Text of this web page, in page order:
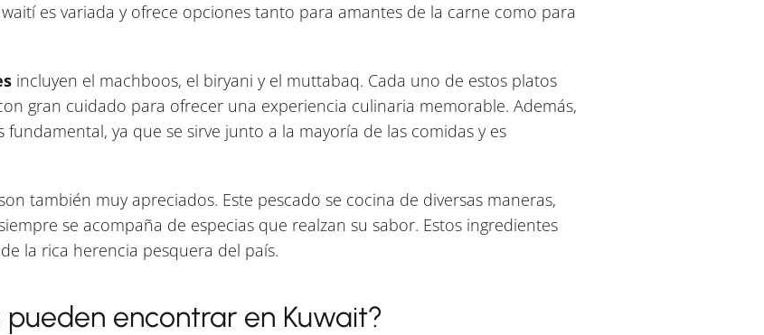
es variada y ofrece opciones tanto para amantes de la carne como para
incluyen el machboos, el biryani y el muttabaq. Cada uno de estos platos
gran cuidado para ofrecer una experiencia culinaria memorable. Además,
ya que se sirve junto a la mayoría de las comidas y es
también muy apreciados. Este pescado se cocina de diversas maneras,
se acompaña de especias que realzan su sabor. Estos ingredientes
la rica herencia pesquera del país.
encontrar en Kuwait?